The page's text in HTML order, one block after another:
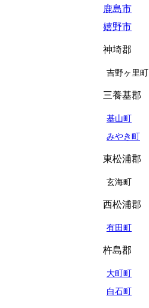
鹿島市
嬉野市
神埼郡
吉野ヶ里町
三養基郡
基山町
みやき町
東松浦郡
玄海町
西松浦郡
有田町
杵島郡
大町町
白石町